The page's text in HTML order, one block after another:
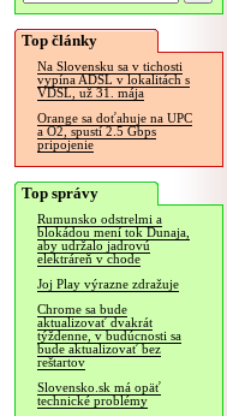
Top články
Na Slovensku sa v tichosti
vypína ADSL v lokalitách s
VDSL, už 31. mája
Orange sa doťahuje na UPC
a O2, spustí 2.5 Gbps
pripojenie
Top správy
Rumunsko odstrelmi a
blokádou mení tok Dunaja,
aby udržalo jadrovú
elektráreň v chode
Joj Play výrazne zdražuje
Chrome sa bude
aktualizovať dvakrát
týždenne, v budúcnosti sa
bude aktualizovať bez
reštartov
Slovensko.sk má opäť
technické problémy